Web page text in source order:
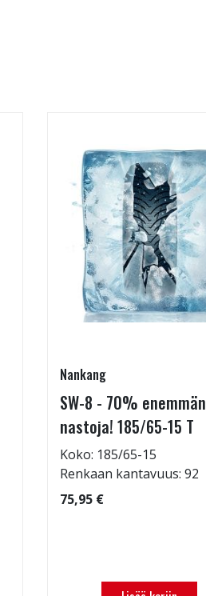
Nankang
SW-8 - 70% enemmän
nastoja! 185/65-15 T
Koko: 185/65-15
Renkaan kantavuus: 92
75,95 €